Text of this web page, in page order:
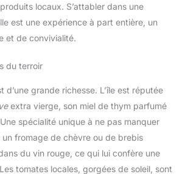
locaux. S’attabler dans une
est une expérience à part entière, un
et de convivialité.
du terroir
d’une grande richesse. L’île est réputée
extra vierge, son miel de thym parfumé
spécialité unique à ne pas manquer
fromage de chèvre ou de brebis
du vin rouge, ce qui lui confère une
tomates locales, gorgées de soleil, sont